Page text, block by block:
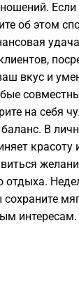
Если
об этом
вкус и
на себя
В
красоту
отдыха.
интересам.